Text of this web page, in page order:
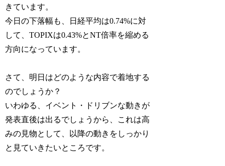
きています。
今日の下落幅も、日経平均は0.74%に対
して、TOPIXは0.43%とNT倍率を縮める
方向になっています。
さて、明日はどのような内容で着地する
のでしょうか？
いわゆる、イベント・ドリブンな動きが
発表直後は出るでしょうから、これは高
みの見物として、以降の動きをしっかり
と見ていきたいところです。